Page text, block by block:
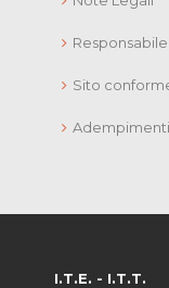
Sito
Adempimenti
I.T.E. - I.T.T.